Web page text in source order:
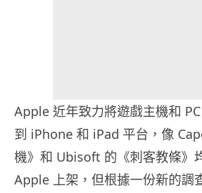
Apple 近年致力將遊戲主機和
到 iPhone 和 iPad 平台，像
機》和 Ubisoft 的《刺客教條》
Apple 上架，但根據一份新的調